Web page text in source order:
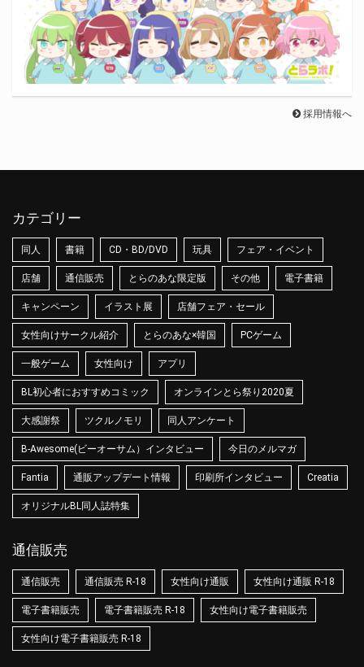
採用情報へ
カテゴリー
同人 書籍 CD・BD/DVD 玩具 フェア・イベント
店舗 通信販売 とらのあな限定版 その他 電子書籍
キャンペーン イラスト展 店舗フェア・セール
女性向けサークル紹介 とらのあな×韓国 PCゲーム
一般ゲーム 女性向け アプリ
BL初心者におすすめコミック オンラインとら祭り2020夏
大感謝祭 ツクルノモリ 同人アンケート
B-Awesome(ビーオーサム）インタビュー 今日のメルマガ
Fantia 通販アップデート情報 印刷所インタビュー Creatia
オリジナルBL同人誌特集
通信販売
通信販売 通信販売 R-18 女性向け通販 女性向け通販 R-18
電子書籍販売 電子書籍販売 R-18 女性向け電子書籍販売
女性向け電子書籍販売 R-18